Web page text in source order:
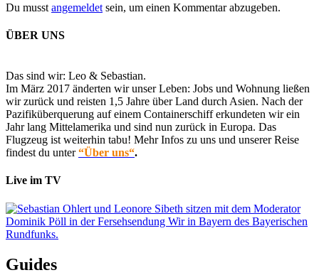
Du musst angemeldet sein, um einen Kommentar abzugeben.
ÜBER UNS
Das sind wir: Leo & Sebastian.
Im März 2017 änderten wir unser Leben: Jobs und Wohnung ließen
wir zurück und reisten 1,5 Jahre über Land durch Asien. Nach der
Pazifiküberquerung auf einem Containerschiff erkundeten wir ein
Jahr lang Mittelamerika und sind nun zurück in Europa. Das
Flugzeug ist weiterhin tabu! Mehr Infos zu uns und unserer Reise
findest du unter“Über uns“.
Live im TV
Guides